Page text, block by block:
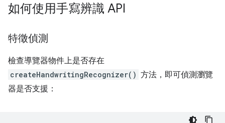
如何使用手寫辨識 API
特徵偵測
檢查導覽器物件上是否存在
createHandwritingRecognizer() 方法，即可偵測瀏覽
器是否支援：